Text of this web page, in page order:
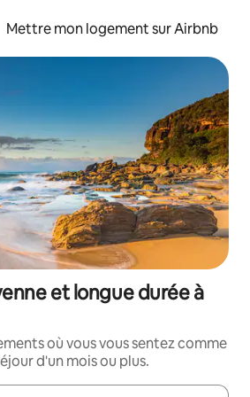
Mettre mon logement sur Airbnb
et longue durée à
où vous vous sentez comme
d'un mois ou plus.